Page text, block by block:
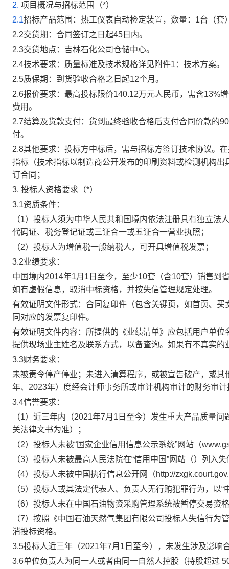
2. 项目概况与招标范围（*）
2.1招标产品范围：热工仪表自动检定装置，数量：1台（
2.2交货期：合同签订之日起45日内。
2.3交货地点：吉林石化公司仓储中心。
2.4技术要求：质量标准及技术规格详见附件1：技术方案。
2.5质保期：到货验收合格之日起12个月。
2.6报价要求：最高投标限价140.12万元人民币，需含13%
费用。
2.7结算及货款支付：货到最终验收合格后支付合同价款的
付。
2.8其他要求：投标方中标后，需与招标方签订技术协议。
指标（技术指标以制造商公开发布的印刷资料或检测机构
订合同；
3. 投标人资格要求（*）
3.1资质条件：
（1）投标人须为中华人民共和国境内依法注册具有独立
代码证、税务登记证或三证合一或五证合一营业执照；
（2）投标人为增值税一般纳税人，可开具增值税发票；
3.2业绩要求：
中国境内2014年1月1日至今，至少10套（含10套）销售到
如有虚假信息，取消中标资格，并按失信管理规定处理。
有效证明文件形式：合同复印件（包含关键页，如首页、
同对应的发票复印件。
有效证明文件内容：所提供的《业绩清单》应包括用户单
提供现场业主姓名及联系方式，以备查询。如果有不真实
3.3财务要求：
未被责令停产停业；未进入清算程序，或被宣告破产，或
年、2023年）度经会计师事务所或审计机构审计的财务审
3.4信誉要求：
（1）近三年内（2021年7月1日至今）发生重大产品质量
关法律文书为准）；
（2）投标人未被“国家企业信用信息公示系统”网站（
（3）投标人未被最高人民法院在“信用中国”网站（）列入
（4）投标人未被中国执行信息公开网（http://
（5）投标人或其法定代表人、负责人无行贿犯罪行为，以
（6）投标人未在中国石油物资采购管理系统被暂停交易资
（7）按照《中国石油天然气集团有限公司投标人失信行
消投标资格。
3.5投标人近三年（2021年7月1日至今），未发生涉及影响
3.6单位负责人为同一人或者由同一自然人控股（持股超过